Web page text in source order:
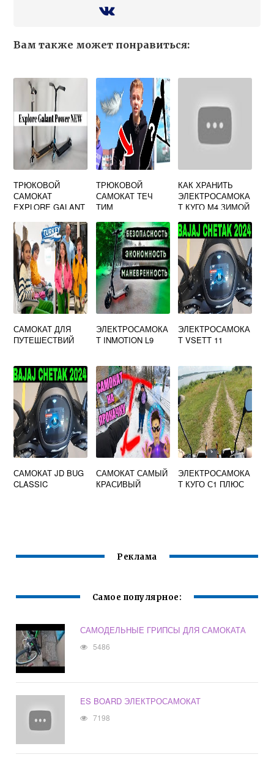
Вам также может понравиться:
ТРЮКОВОЙ
САМОКАТ
EXPLORE GALANT
ТРЮКОВОЙ
САМОКАТ ТЕЧ
ТИМ
КАК ХРАНИТЬ
ЭЛЕКТРОСАМОКА
Т КУГО М4 ЗИМОЙ
САМОКАТ ДЛЯ
ПУТЕШЕСТВИЙ
ЭЛЕКТРОСАМОКА
Т INMOTION L9
ЭЛЕКТРОСАМОКА
Т VSETT 11
САМОКАТ JD BUG
CLASSIC
САМОКАТ САМЫЙ
КРАСИВЫЙ
ЭЛЕКТРОСАМОКА
Т КУГО С1 ПЛЮС
Реклама
Самое популярное:
САМОДЕЛЬНЫЕ ГРИПСЫ ДЛЯ САМОКАТА
5486
ES BOARD ЭЛЕКТРОСАМОКАТ
7198